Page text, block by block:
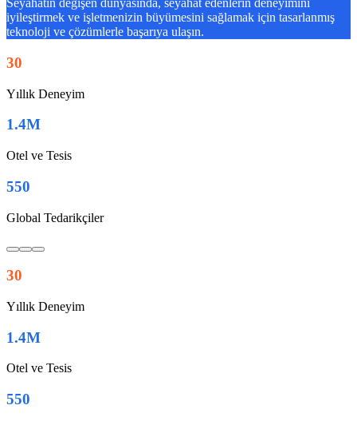
Seyahatin değişen dünyasında, seyahat edenlerin deneyimini
iyileştirmek ve işletmenizin büyümesini sağlamak için tasarlanmış
teknoloji ve çözümlerle başarıya ulaşın.
30
Yıllık Deneyim
1.4M
Otel ve Tesis
550
Global Tedarikçiler
30
Yıllık Deneyim
1.4M
Otel ve Tesis
550